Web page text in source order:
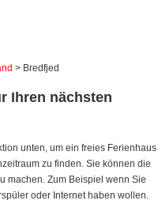
> Bredfjed
Ihren nächsten
unten, um ein freies Ferienhaus
zu finden. Sie können die
machen. Zum Beispiel wenn Sie
oder Internet haben wollen.